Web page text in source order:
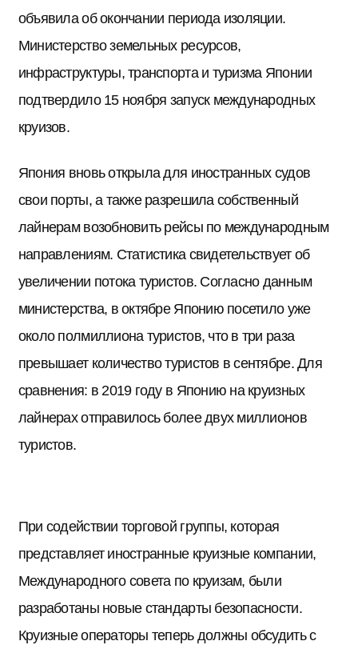
объявила об окончании периода изоляции.
Министерство земельных ресурсов,
инфраструктуры, транспорта и туризма Японии
подтвердило 15 ноября запуск международных
круизов.
Япония вновь открыла для иностранных судов
свои порты, а также разрешила собственный
лайнерам возобновить рейсы по международным
направлениям. Статистика свидетельствует об
увеличении потока туристов. Согласно данным
министерства, в октябре Японию посетило уже
около полмиллиона туристов, что в три раза
превышает количество туристов в сентябре. Для
сравнения: в 2019 году в Японию на круизных
лайнерах отправилось более двух миллионов
туристов.
При содействии торговой группы, которая
представляет иностранные круизные компании,
Международного совета по круизам, были
разработаны новые стандарты безопасности.
Круизные операторы теперь должны обсудить с